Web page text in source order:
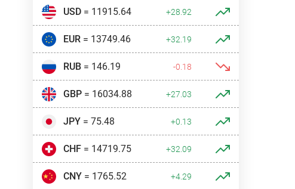
USD= 11915.64 +28.92
EUR= 13749.46 +32.19
RUB= 146.19 -0.18
GBP= 16034.88 +27.03
JPY= 75.48 +0.13
CHF= 14719.75 +32.09
CNY= 1765.52 +4.29